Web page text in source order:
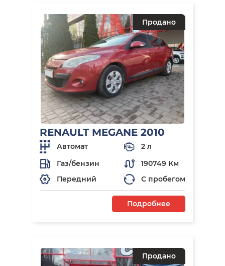
Продано
RENAULT MEGANE 2010
Автомат
2 л
Газ/бензин
190749 Км
Передний
С пробегом
Подробнее
Продано